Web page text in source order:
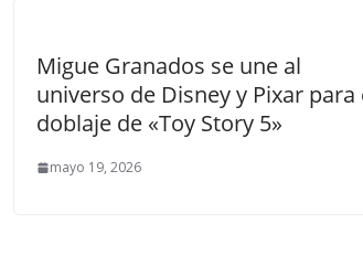
Migue Granados se une al
universo de Disney y Pixar para
doblaje de «Toy Story 5»
mayo 19, 2026